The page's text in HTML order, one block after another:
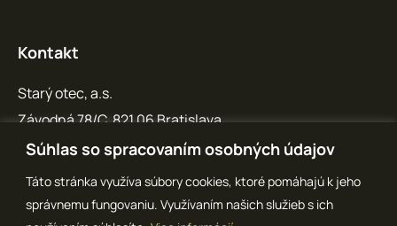
Súhlas so spracovaním osobných údajov
Táto stránka využíva súbory cookies, ktoré pomáhajú k jeho
správnemu fungovaniu. Využívaním našich služieb s ich
Kontakt
Starý otec, a.s.
Závodná 78/C, 821 06 Bratislava
IČO: 36 769 371
info@staryotec.sk